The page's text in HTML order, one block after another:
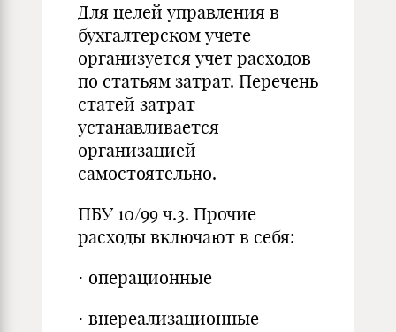
Для целей управления в
бухгалтерском учете
организуется учет расходов
по статьям затрат. Перечень
статей затрат
устанавливается
организацией
самостоятельно.
ПБУ 10/99 ч.3. Прочие
расходы включают в себя:
· операционные
· внереализационные